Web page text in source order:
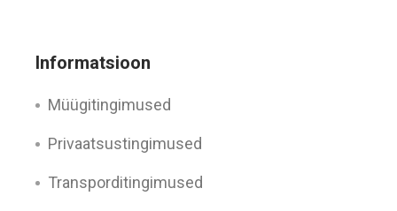
Informatsioon
Müügitingimused
Privaatsustingimused
Transporditingimused